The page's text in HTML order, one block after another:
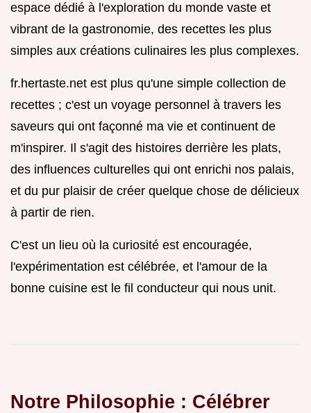
espace dédié à l'exploration du monde vaste et
vibrant de la gastronomie, des recettes les plus
simples aux créations culinaires les plus complexes.
fr.hertaste.net est plus qu'une simple collection de
recettes ; c'est un voyage personnel à travers les
saveurs qui ont façonné ma vie et continuent de
m'inspirer. Il s'agit des histoires derrière les plats,
des influences culturelles qui ont enrichi nos palais,
et du pur plaisir de créer quelque chose de délicieux
à partir de rien.
C'est un lieu où la curiosité est encouragée,
l'expérimentation est célébrée, et l'amour de la
bonne cuisine est le fil conducteur qui nous unit.
Notre Philosophie : Célébrer